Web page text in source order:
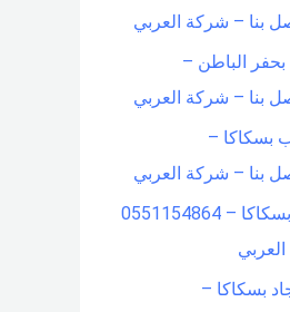
الباطن –
بسكاكا –
شركة جلي بلاط بسكاكا – 0551154864
بسكاكا –